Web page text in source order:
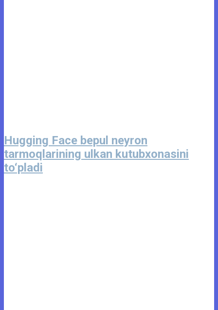
Hugging Face bepul neyron
tarmoqlarining ulkan kutubxonasini
to‘pladi